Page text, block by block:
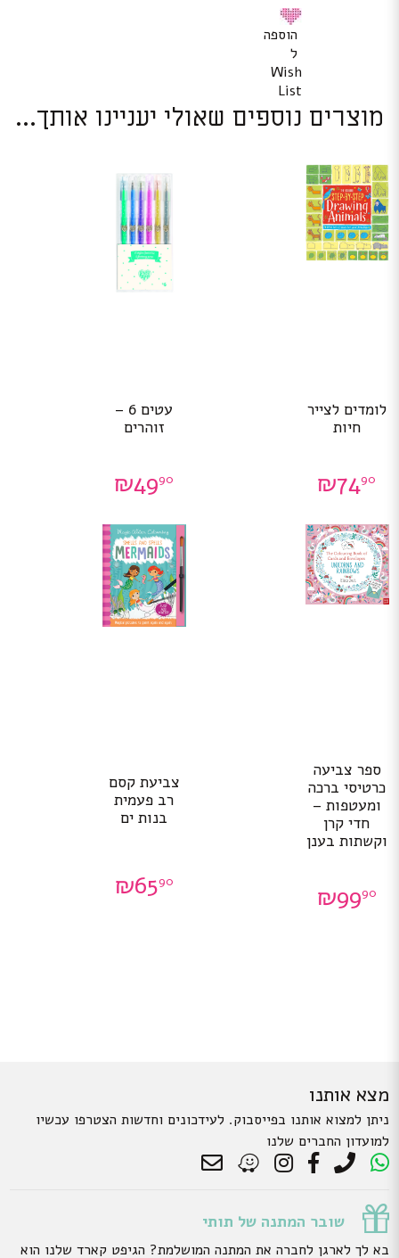
הוספה
ל
Wish
List
מוצרים נוספים שאולי יעניינו אותך...
לומדים לצייר
חיות
₪7490
עטים 6 –
זוהרים
₪4990
ספר צביעה
כרטיסי ברכה
ומעטפות –
חדי קרן
וקשתות בענן
₪9990
צביעת קסם
רב פעמית
בנות ים
₪6590
מצא אותנו
ניתן למצוא אותנו בפייסבוק. לעידכונים וחדשות הצטרפו עכשיו
למועדון החברים שלנו
שובר המתנה של תותי
בא לך לארגן לחברה את המתנה המושלמת? הגיפט קארד שלנו הוא